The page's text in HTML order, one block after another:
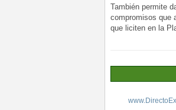
También permite
compromisos que
que liciten en la